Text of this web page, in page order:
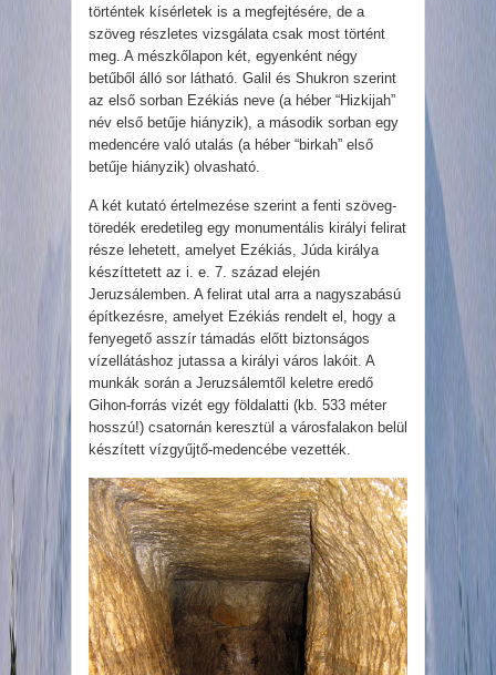
történtek kísérletek is a megfejtésére, de a
szöveg részletes vizsgálata csak most történt
meg. A mészkőlapon két, egyenként négy
betűből álló sor látható. Galil és Shukron szerint
az első sorban Ezékiás neve (a héber “Hizkijah”
név első betűje hiányzik), a második sorban egy
medencére való utalás (a héber “birkah” első
betűje hiányzik) olvasható.
A két kutató értelmezése szerint a fenti szöveg-
töredék eredetileg egy monumentális királyi felirat
része lehetett, amelyet Ezékiás, Júda királya
készíttetett az i. e. 7. század elején
Jeruzsálemben. A felirat utal arra a nagyszabású
építkezésre, amelyet Ezékiás rendelt el, hogy a
fenyegető asszír támadás előtt biztonságos
vízellátáshoz jutassa a királyi város lakóit. A
munkák során a Jeruzsálemtől keletre eredő
Gihon-forrás vizét egy földalatti (kb. 533 méter
hosszú!) csatornán keresztül a városfalakon belül
készített vízgyűjtő-medencébe vezették.